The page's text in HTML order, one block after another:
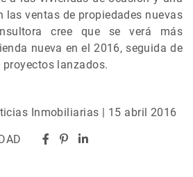
las ventas de propiedades nuevas
cree que se verá más
nueva en el 2016, seguida de
lanzados.
Inmobiliarias | 15 abril 2016